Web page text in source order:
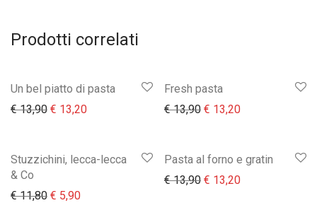
Prodotti correlati
Un bel piatto di pasta
€13,90 Il prezzo originale era: € 13,90.
€ 13,20Il prezzo attuale è: € 13,20.
Fresh pasta
€13,90 Il prezzo originale era:
€ 13,20Il prezzo
Stuzzichini, lecca-lecca
& Co
€11,80 Il prezzo originale era: € 11,80.
€ 5,90Il prezzo attuale è: € 5,90.
Pasta al forno e gratin
€13,90 Il prezzo originale era:
€ 13,20Il prezzo